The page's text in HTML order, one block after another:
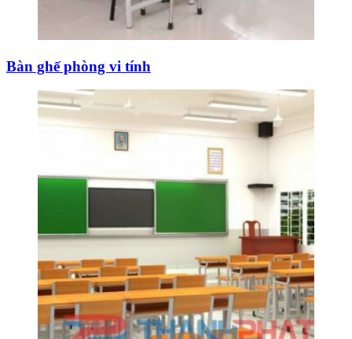
Bàn ghế phòng vi tính